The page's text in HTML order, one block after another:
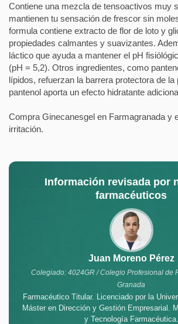
Contiene una mezcla de tensoactivos muy
mantienen tu sensación de frescor sin
formula contiene extracto de flor de loto y
propiedades calmantes y suavizantes.
láctico que ayuda a mantener el pH
(pH = 5,2). Otros ingredientes, como
lípidos, refuerzan la barrera protectora de la
pantenol aporta un efecto hidratante
Compra Ginecanesgel en Farmagranada y
irritación.
Información revisada por
farmacéuticos
Juan Moreno Pérez
Colegiado: 4024GR / Colegio Profesional de
Granada
Farmacéutico Titular. Licenciado por la
Máster en Dirección y Gestión Empresarial.
y Tecnología Farmacéutica.